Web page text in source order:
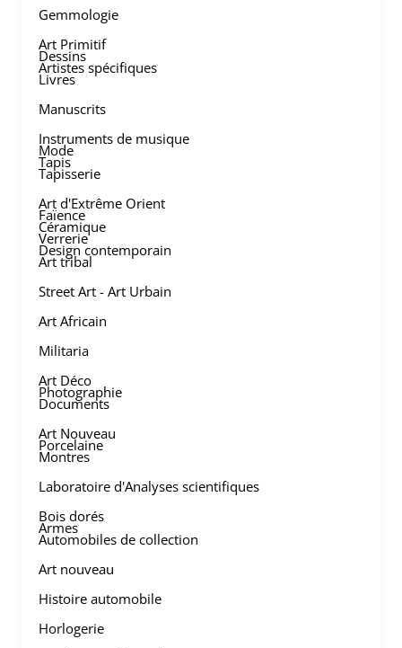
Gemmologie
Art Primitif
Dessins
Artistes spécifiques
Livres
Manuscrits
Instruments de musique
Mode
Tapis
Tapisserie
Art d'Extrême Orient
Faïence
Céramique
Verrerie
Design contemporain
Art tribal
Street Art - Art Urbain
Art Africain
Militaria
Art Déco
Photographie
Documents
Art Nouveau
Porcelaine
Montres
Laboratoire d'Analyses scientifiques
Bois dorés
Armes
Automobiles de collection
Art nouveau
Histoire automobile
Horlogerie